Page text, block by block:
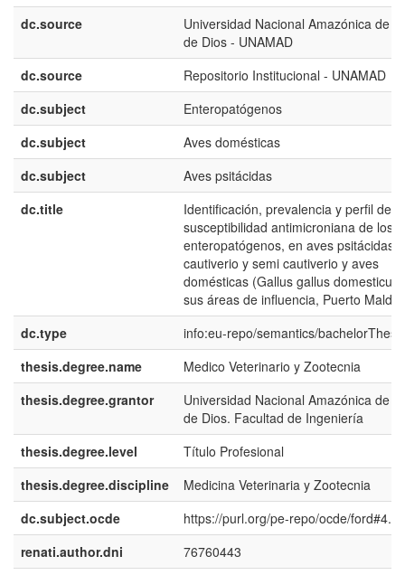
dc.source
Universidad Nacional Amazónica de
de Dios - UNAMAD
dc.source
Repositorio Institucional - UNAMAD
dc.subject
Enteropatógenos
dc.subject
Aves domésticas
dc.subject
Aves psitácidas
dc.title
Identificación, prevalencia y perfil de
susceptibilidad antimicroniana de los
enteropatógenos, en aves psitácidas
cautiverio y semi cautiverio y aves
domésticas (Gallus gallus
sus áreas de influencia, Puerto
dc.type
info:eu-repo/semantics/bachelorThesis
thesis.degree.name
Medico Veterinario y Zootecnia
thesis.degree.grantor
Universidad Nacional Amazónica de
de Dios. Facultad de Ingeniería
thesis.degree.level
Título Profesional
thesis.degree.discipline
Medicina Veterinaria y Zootecnia
dc.subject.ocde
https://purl.org/pe-repo/ocde/
renati.author.dni
76760443